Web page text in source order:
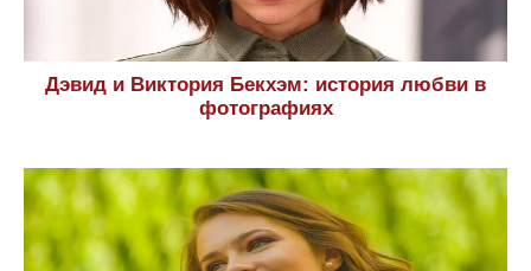
Дэвид и Виктория Бекхэм: история любви в
фотографиях